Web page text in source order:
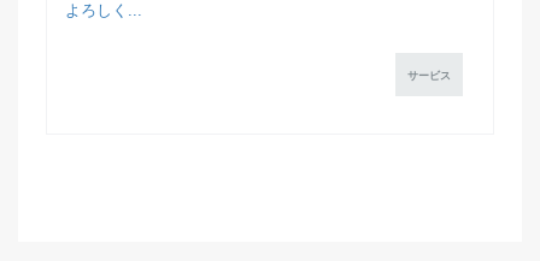
よろしく...
サービス